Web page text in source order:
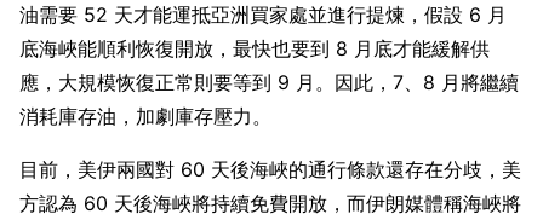
油需要 52 天才能運抵亞洲買家處並進行提煉，假設 6 月
底海峽能順利恢復開放，最快也要到 8 月底才能緩解供
應，大規模恢復正常則要等到 9 月。因此，7、8 月將繼續
消耗庫存油，加劇庫存壓力。
目前，美伊兩國對 60 天後海峽的通行條款還存在分歧，美
方認為 60 天後海峽將持續免費開放，而伊朗媒體稱海峽將